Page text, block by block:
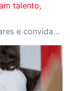
talento,
Apresentações reuniram alunos, familiares e convidados no Cine Itá Cultural, em Atibaia